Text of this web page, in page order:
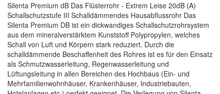
Silenta Premium dB Das Flüsterrohr - Extrem Leise 20dB (A)
Schallschutzstufe III Schalldämmendes Hausabflussrohr Das
Silenta Premium DB ist ein dickwandiges Schallschutzrohrsystem
aus dem mineralverstärktem Kunststoff Polypropylen, welches
Schall von Luft und Körpern stark reduziert. Durch die
schalldämmende Beschaffenheit des Rohres ist es für den Einsatz
als Schmutzwasserleitung, Regenwasserleitung und
Lüftungsleitung in allen Bereichen des Hochbaus (Ein- und
Mehrfamilienwohnhäuser, Krankenhäuser, Industriebauten,